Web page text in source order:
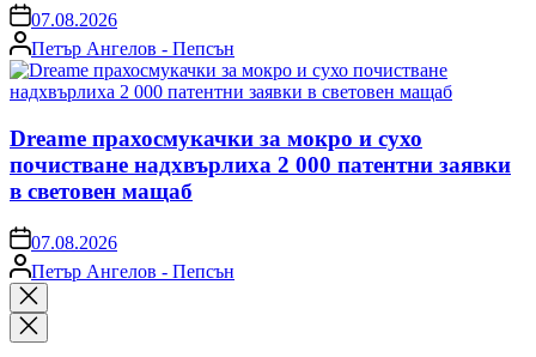
on07.08.2026
Posted
by
Петър Ангелов - Пепсън
Dreame прахосмукачки за мокро и сухо
почистване надхвърлиха 2 000 патентни заявки
в световен мащаб
on07.08.2026
Posted
by
Петър Ангелов - Пепсън
Close
search